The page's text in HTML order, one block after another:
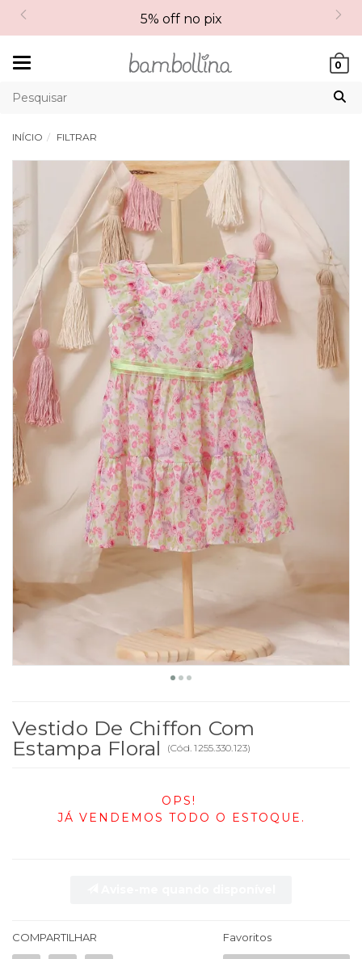
5% off no pix
0
INÍCIO FILTRAR
Vestido De Chiffon Com
Estampa Floral
(Cód.1255.330.123)
OPS!
JÁ VENDEMOS TODO O ESTOQUE.
COMPARTILHAR Favoritos